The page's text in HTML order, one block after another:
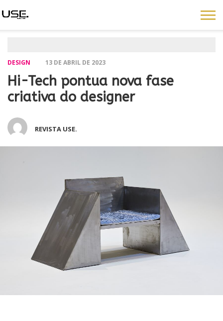
DESIGN 13 DE ABRIL DE 2023
Hi-Tech pontua nova fase
criativa do designer
REVISTA USE.